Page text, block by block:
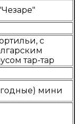
с
тар-тар
мини